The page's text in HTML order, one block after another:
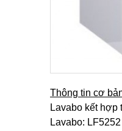
Thông tin cơ
Lavabo kết hợp
Lavabo: LF5252